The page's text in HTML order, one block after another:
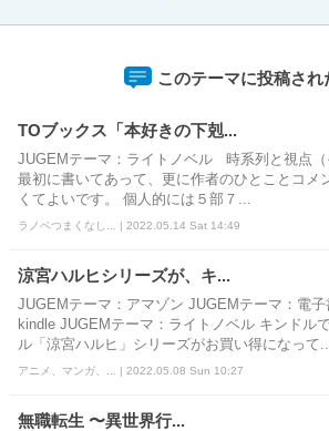
このテーマに投稿され
TOブックス「本好きの下剋...
JUGEMテーマ：ライトノベル 時系列と視点
最初に書いてあって、更に作者のひとことコメ
くてよいです。 個人的には５部７...
ラノベつまくなし... | 2022.05.14 Sat 14:49
涼宮ハルヒシリーズが、キ...
JUGEMテーマ：アマゾン JUGEMテーマ：電子
kindle JUGEMテーマ：ライトノベル キンドル
ル「涼宮ハルヒ」シリーズがお買い得になって...
アニメ、マンガ、... | 2022.05.08 Sun 10:27
無職転生 〜異世界行...